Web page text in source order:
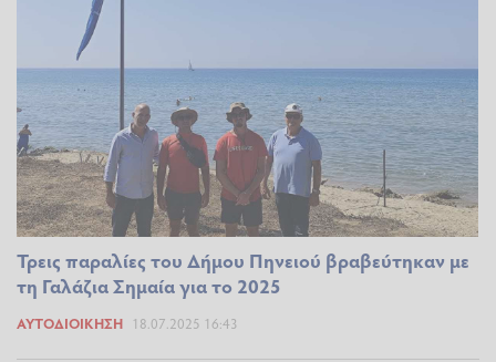
Τρεις παραλίες του Δήμου Πηνειού βραβεύτηκαν με
τη Γαλάζια Σημαία για το 2025
ΑΥΤΟΔΙΟΊΚΗΣΗ 18.07.2025 16:43